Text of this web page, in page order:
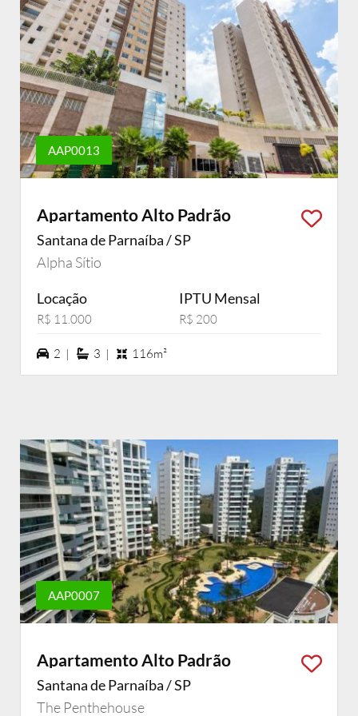
AAP0013
Apartamento Alto Padrão
Santana de Parnaíba / SP
Alpha Sítio
Locação
R$ 11.000
IPTU Mensal
R$ 200
2 vagas na garagem
2 | 3 suítes
3 | 116m²
AAP0007
Apartamento Alto Padrão
Santana de Parnaíba / SP
The Penthehouse